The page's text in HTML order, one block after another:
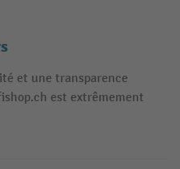
et une transparence
est extrêmement